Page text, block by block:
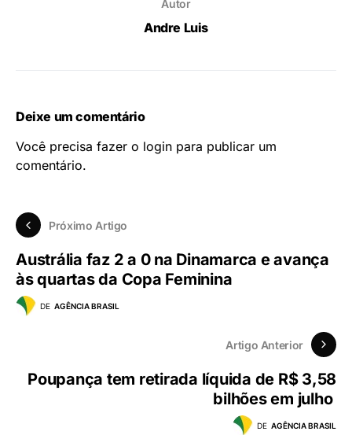
Autor
Andre Luis
Deixe um comentário
Você precisa fazer o login para publicar um
comentário.
Próximo Artigo
Austrália faz 2 a 0 na Dinamarca e avança
às quartas da Copa Feminina
DE AGÊNCIA BRASIL
Artigo Anterior
Poupança tem retirada líquida de R$ 3,58
bilhões em julho
DE AGÊNCIA BRASIL